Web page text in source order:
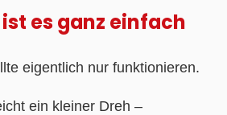
ist es ganz einfach
eigentlich nur funktionieren.
ein kleiner Dreh –